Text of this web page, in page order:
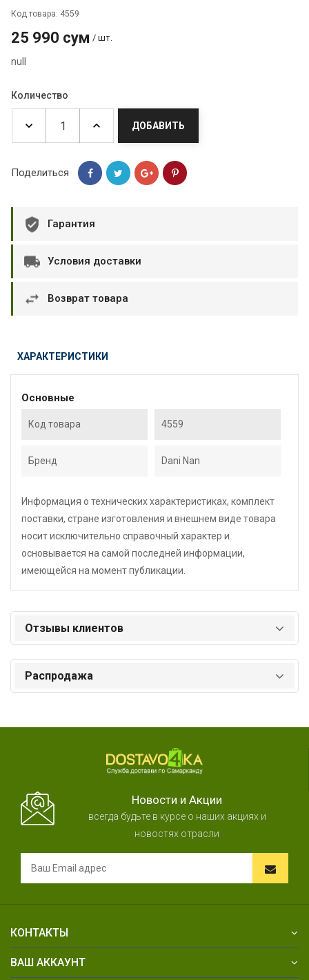
Код товара: 4559
25 990 сум / шт.
null
Количество
ДОБАВИТЬ
Поделиться
Гарантия
Условия доставки
Возврат товара
ХАРАКТЕРИСТИКИ
Основные
Код товара 4559
Бренд Dani Nan
Информация о технических характеристиках, комплект
поставки, стране изготовления и внешнем виде товара
носит исключительно справочный характер и
основывается на самой последней информации,
имеющейся на момент публикации.
Отзывы клиентов
Распродажа
Новости и Акции
всегда будьте в курсе о наших акциях и
новостях отрасли
КОНТАКТЫ
ВАШ АККАУНТ